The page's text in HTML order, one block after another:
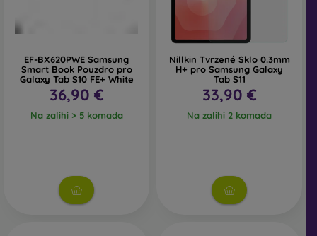
EF-BX620PWE Samsung
Smart Book Pouzdro pro
Galaxy Tab S10 FE+ White
36,90 €
Na zalihi > 5 komada
Nillkin Tvrzené Sklo 0.3mm
H+ pro Samsung Galaxy
Tab S11
33,90 €
Na zalihi 2 komada